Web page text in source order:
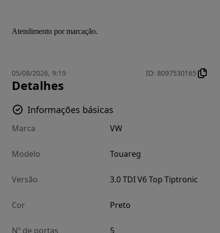
Atendimento por marcação.
05/08/2026, 9:19 ID: 8097530165
Detalhes
Informações básicas
Marca VW
Modelo Touareg
Versão 3.0 TDI V6 Top Tiptronic
Cor Preto
Nº de portas 5